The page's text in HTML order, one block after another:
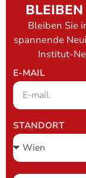
Bleiben Sie
spannende
Institut-
E-MAIL
STANDORT